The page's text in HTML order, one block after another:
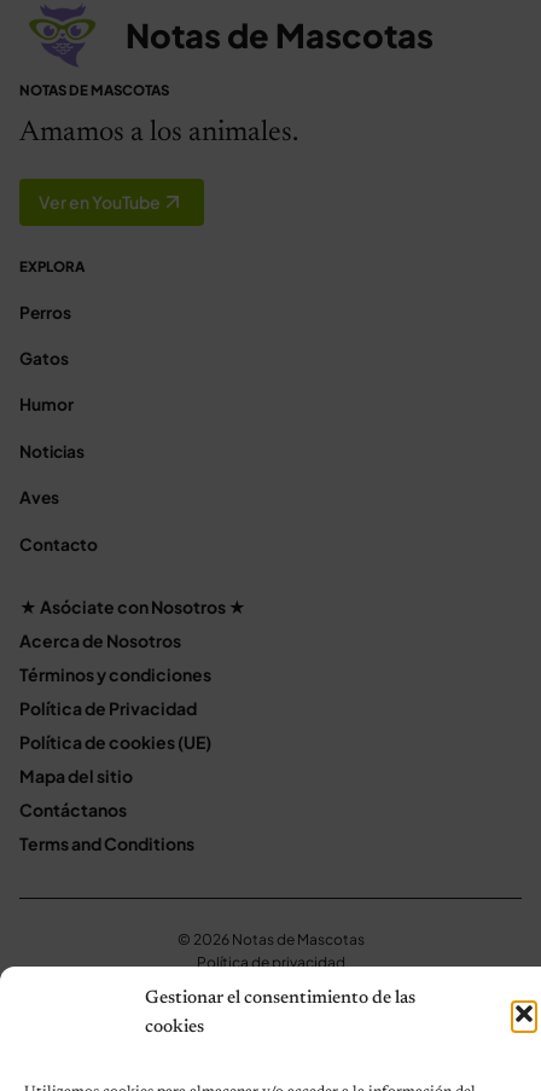
Gestionar el consentimiento de las
cookies
Notas de Mascotas
NOTAS DE MASCOTAS
Amamos a los animales.
Ver en YouTube
EXPLORA
Perros
Gatos
Humor
Noticias
Aves
Contacto
★ Asóciate con Nosotros ★
Acerca de Nosotros
Términos y condiciones
Política de Privacidad
Política de cookies (UE)
Mapa del sitio
Contáctanos
Terms and Conditions
© 2026 Notas de Mascotas
Política de privacidad